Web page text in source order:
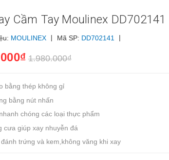
Cầm Tay Moulinex DD702141
MOULINEX | Mã SP: DD702141 |
1.980.000₫
bằng thép không gỉ
bằng nút nhấn
chóng các loại thực phẩm
cưa giúp xay nhuyễn đá
trứng và kem,không văng khi xay